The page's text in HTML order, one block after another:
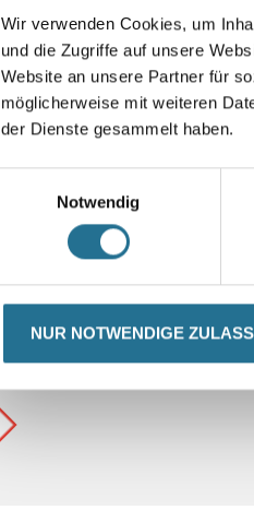
Wir verwenden Cookies, um
und die Zugriffe auf unsere
Website an unsere Partner für
möglicherweise mit weiteren
der Dienste gesammelt haben.
Notwendig
NUR NOTWENDIGE
CURRENT
TAB:
PRODUKTEIGENSCHAFTEN